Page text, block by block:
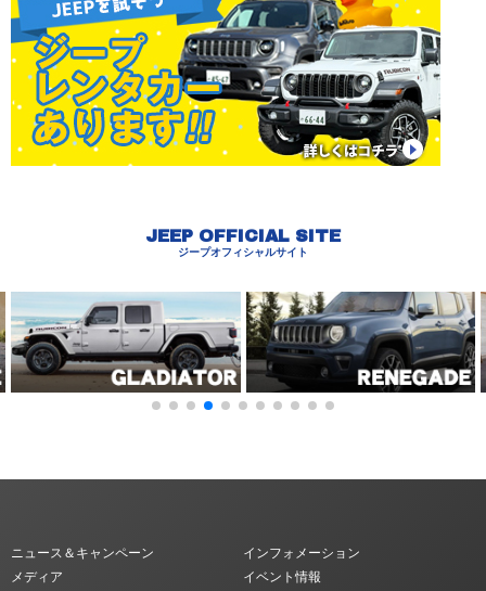
JEEP OFFICIAL SITE
ジープオフィシャルサイト
ニュース＆キャンペーン
インフォメーション
メディア
イベント情報